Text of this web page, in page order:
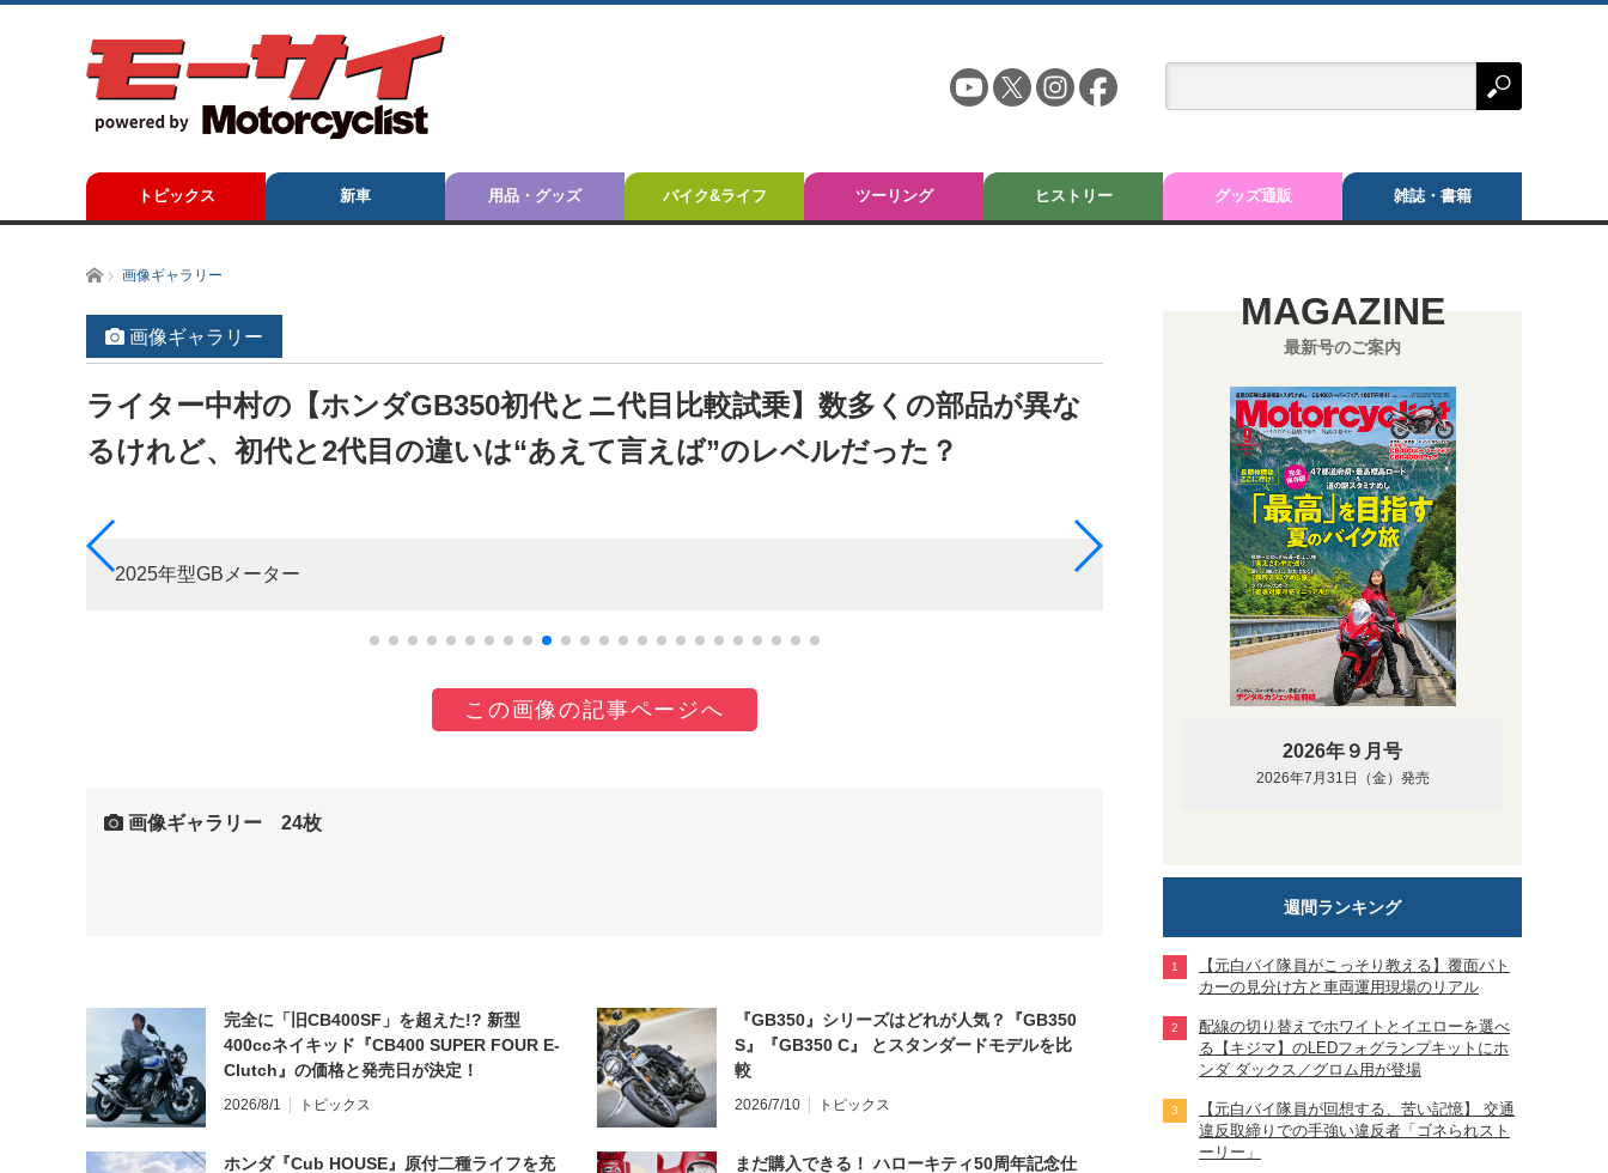
トピックス 新車 用品・グッズ バイク&ライフ ツーリング ヒストリー グッズ通販 雑誌・書籍
ホーム画像ギャラリー
画像ギャラリー
ライター中村の【ホンダGB350初代とニ代目比較試乗】数多くの部品が異な
るけれど、初代と2代目の違いは“あえて言えば”のレベルだった？
2025年型GBメーター 2021年型GBメーター
この画像の記事ページへ
画像ギャラリー 24枚
完全に「旧CB400SF」を超えた!? 新型
400ccネイキッド『CB400 SUPER FOUR E-
Clutch』の価格と発売日が決定！
2026/8/1 トピックス
『GB350』シリーズはどれが人気？『GB350
S』『GB350 C』 とスタンダードモデルを比
較
2026/7/10 トピックス
ホンダ『Cub HOUSE』原付二種ライフを充
まだ購入できる！ ハローキティ50周年記念仕
MAGAZINE
最新号のご案内
2026年９月号
2026年7月31日（金）発売
週間ランキング
【元白バイ隊員がこっそり教える】覆面パト
カーの見分け方と車両運用現場のリアル
配線の切り替えでホワイトとイエローを選べ
る【キジマ】のLEDフォグランプキットにホ
ンダ ダックス／グロム用が登場
【元白バイ隊員が回想する、苦い記憶】 交通
違反取締りでの手強い違反者「ゴネられスト
ーリー」